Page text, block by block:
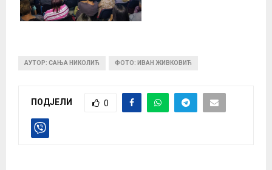
АУТОР: САЊА НИКОЛИЋ ФОТО: ИВАН ЖИВКОВИЋ
ПОДЈЕЛИ 0